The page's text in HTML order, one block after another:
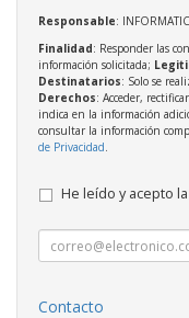
Responsable:
Finalidad: Responder las
información solicitada;
Destinatarios: Solo se
Derechos: Acceder,
indica en la información
consultar la información
de Privacidad.
He leído y acepto la
Contacto